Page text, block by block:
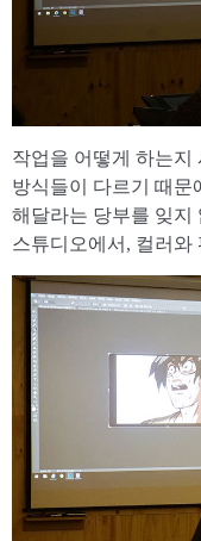
작업을 어떻게 하는지
방식들이 다르기 때문
해달라는 당부를 잊지
스튜디오에서, 컬러와